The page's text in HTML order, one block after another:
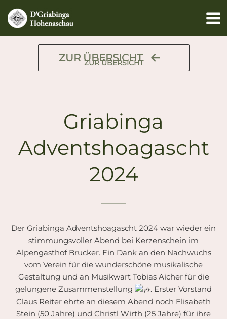
Inhalt
springen
ZUR ÜBERSICHT
ZUR ÜBERSICHT
Griabinga
Adventshoagascht
2024
Der Griabinga Adventshoagascht 2024 war wieder ein
stimmungsvoller Abend bei Kerzenschein im
Alpengasthof Brucker. Ein Dank an den Nachwuchs
vom Verein für die wunderschöne musikalische
Gestaltung und an Musikwart Tobias Aicher für die
gelungene Zusammenstellung
. Erster Vorstand
Claus Reiter ehrte an diesem Abend noch Elisabeth
Stein (50 Jahre) und Christl Wirth (25 Jahre) für ihre